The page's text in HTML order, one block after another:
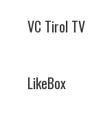
VC Tirol TV
LikeBox